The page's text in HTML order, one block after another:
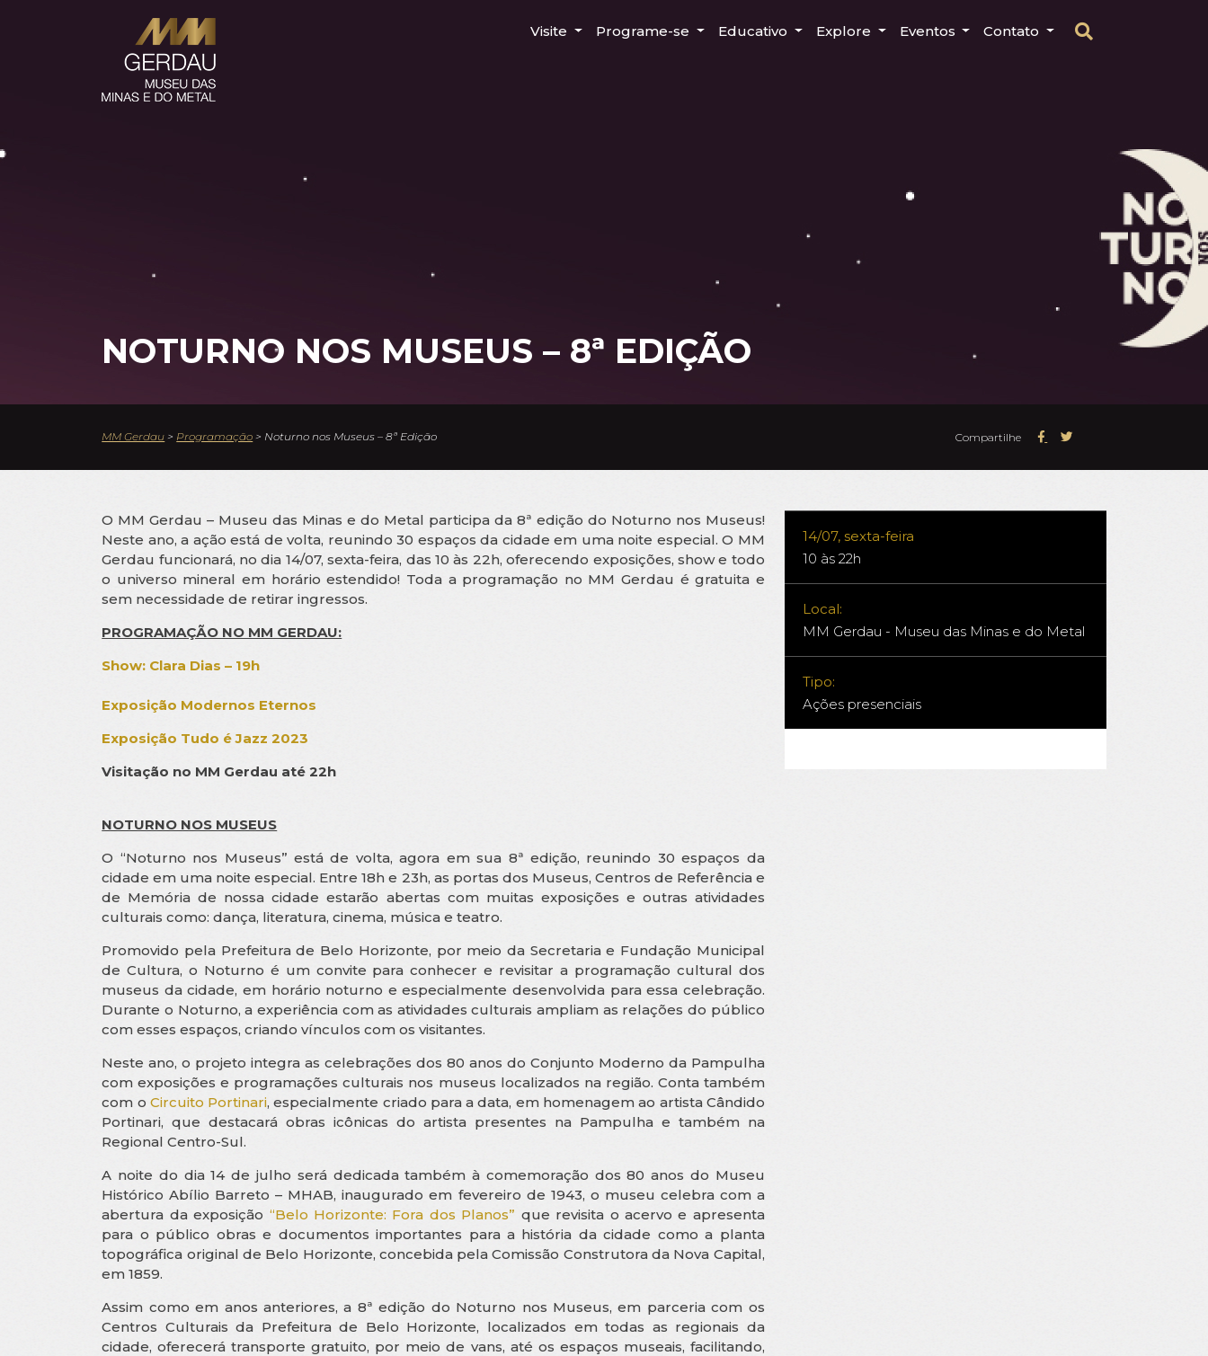
Visite Programe-se Educativo Explore Eventos Contato
NOTURNO NOS MUSEUS – 8ª EDIÇÃO
MM Gerdau > Programação > Noturno nos Museus – 8ª Edição Compartilhe
O MM Gerdau – Museu das Minas e do Metal participa da 8ª edição do Noturno nos Museus!
Neste ano, a ação está de volta, reunindo 30 espaços da cidade em uma noite especial. O MM
Gerdau funcionará, no dia 14/07, sexta-feira, das 10 às 22h, oferecendo exposições, show e todo
o universo mineral em horário estendido! Toda a programação no MM Gerdau é gratuita e
sem necessidade de retirar ingressos.
PROGRAMAÇÃO NO MM GERDAU:
Show: Clara Dias – 19h
Exposição Modernos Eternos
Exposição Tudo é Jazz 2023
Visitação no MM Gerdau até 22h
NOTURNO NOS MUSEUS
O “Noturno nos Museus” está de volta, agora em sua 8ª edição, reunindo 30 espaços da
cidade em uma noite especial. Entre 18h e 23h, as portas dos Museus, Centros de Referência e
de Memória de nossa cidade estarão abertas com muitas exposições e outras atividades
culturais como: dança, literatura, cinema, música e teatro.
Promovido pela Prefeitura de Belo Horizonte, por meio da Secretaria e Fundação Municipal
de Cultura, o Noturno é um convite para conhecer e revisitar a programação cultural dos
museus da cidade, em horário noturno e especialmente desenvolvida para essa celebração.
Durante o Noturno, a experiência com as atividades culturais ampliam as relações do público
com esses espaços, criando vínculos com os visitantes.
Neste ano, o projeto integra as celebrações dos 80 anos do Conjunto Moderno da Pampulha
com exposições e programações culturais nos museus localizados na região. Conta também
com o Circuito Portinari, especialmente criado para a data, em homenagem ao artista Cândido
Portinari, que destacará obras icônicas do artista presentes na Pampulha e também na
Regional Centro-Sul.
A noite do dia 14 de julho será dedicada também à comemoração dos 80 anos do Museu
Histórico Abílio Barreto – MHAB, inaugurado em fevereiro de 1943, o museu celebra com a
abertura da exposição “Belo Horizonte: Fora dos Planos” que revisita o acervo e apresenta
para o público obras e documentos importantes para a história da cidade como a planta
topográfica original de Belo Horizonte, concebida pela Comissão Construtora da Nova Capital,
em 1859.
Assim como em anos anteriores, a 8ª edição do Noturno nos Museus, em parceria com os
Centros Culturais da Prefeitura de Belo Horizonte, localizados em todas as regionais da
cidade, oferecerá transporte gratuito, por meio de vans, até os espaços museais, facilitando,
14/07, sexta-feira
10 às 22h
Local:
MM Gerdau - Museu das Minas e do Metal
Tipo:
Ações presenciais